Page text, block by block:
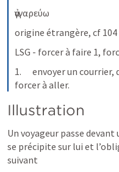
ἀγγαρεύω
origine étrangère, cf 104
LSG - forcer à faire 1,
1.      envoyer un
forcer à aller.
Illustration
Un voyageur passe
se précipite sur lui et
suivant